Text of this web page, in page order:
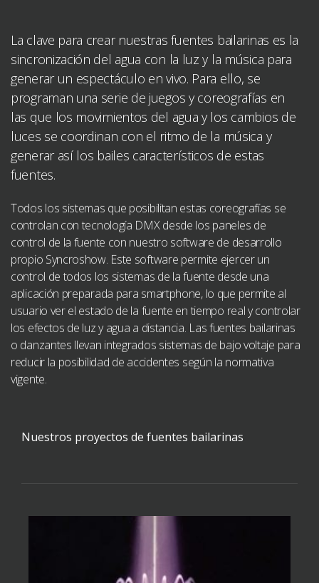
La clave para crear nuestras fuentes bailarinas es la
sincronización del agua con la luz y la música para
generar un espectáculo en vivo. Para ello, se
programan una serie de juegos y coreografías en
las que los movimientos del agua y los cambios de
luces se coordinan con el ritmo de la música y
generar así los bailes característicos de estas
fuentes.
Todos los sistemas que posibilitan estas coreografías se
controlan con tecnología DMX desde los paneles de
control de la fuente con nuestro software de desarrollo
propio Syncroshow. Este software permite ejercer un
control de todos los sistemas de la fuente desde una
aplicación preparada para smartphone, lo que permite al
usuario ver el estado de la fuente en tiempo real y controlar
los efectos de luz y agua a distancia. Las fuentes bailarinas
o danzantes llevan integrados sistemas de bajo voltaje para
reducir la posibilidad de accidentes según la normativa
vigente.
Nuestros proyectos de fuentes bailarinas